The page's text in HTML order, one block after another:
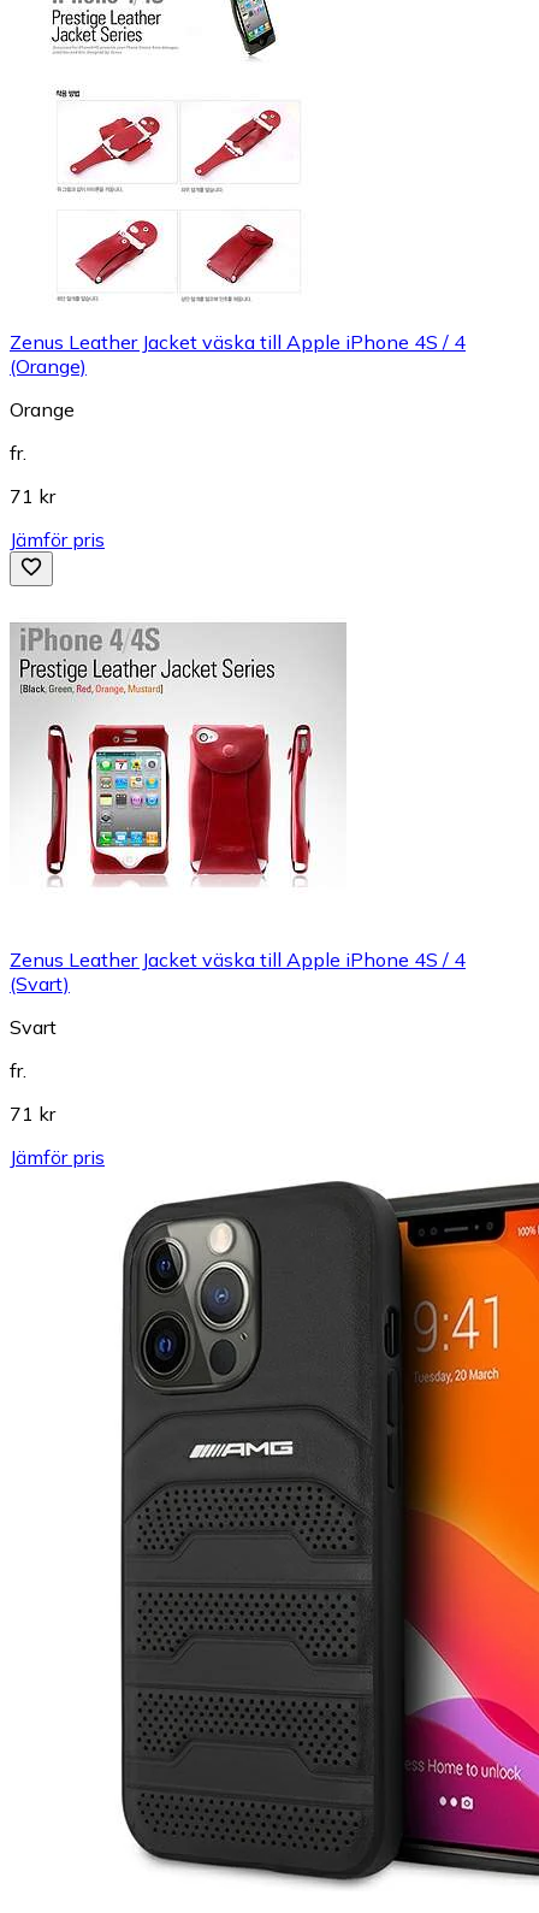
Zenus Leather Jacket väska till Apple iPhone 4S / 4
(Orange)
Orange
fr.
71 kr
Jämför pris
Zenus Leather Jacket väska till Apple iPhone 4S / 4
(Svart)
Svart
fr.
71 kr
Jämför pris